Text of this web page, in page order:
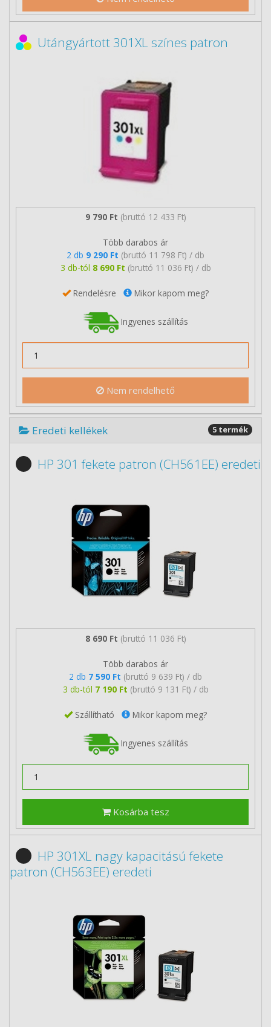
Utángyártott 301XL színes patron
9 790 Ft (bruttó 12 433 Ft)
Több darabos ár
2 db 9 290 Ft (bruttó 11 798 Ft) / db
3 db-tól 8 690 Ft (bruttó 11 036 Ft) / db
Rendelésre Mikor kapom meg?
Ingyenes szállítás
Nem rendelhető
Eredeti kellékek 5 termék
HP 301 fekete patron (CH561EE) eredeti
8 690 Ft (bruttó 11 036 Ft)
Több darabos ár
2 db 7 590 Ft (bruttó 9 639 Ft) / db
3 db-tól 7 190 Ft (bruttó 9 131 Ft) / db
Szállítható Mikor kapom meg?
Ingyenes szállítás
Kosárba tesz
HP 301XL nagy kapacitású fekete
patron (CH563EE) eredeti